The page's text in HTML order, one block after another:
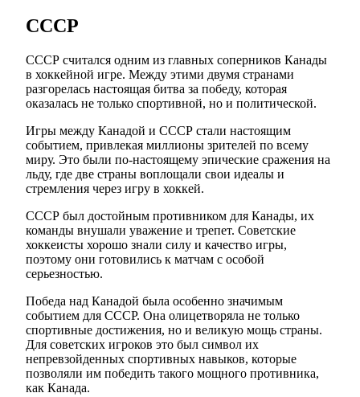
СССР
СССР считался одним из главных соперников Канады
в хоккейной игре. Между этими двумя странами
разгорелась настоящая битва за победу, которая
оказалась не только спортивной, но и политической.
Игры между Канадой и СССР стали настоящим
событием, привлекая миллионы зрителей по всему
миру. Это были по-настоящему эпические сражения на
льду, где две страны воплощали свои идеалы и
стремления через игру в хоккей.
СССР был достойным противником для Канады, их
команды внушали уважение и трепет. Советские
хоккеисты хорошо знали силу и качество игры,
поэтому они готовились к матчам с особой
серьезностью.
Победа над Канадой была особенно значимым
событием для СССР. Она олицетворяла не только
спортивные достижения, но и великую мощь страны.
Для советских игроков это был символ их
непревзойденных спортивных навыков, которые
позволяли им победить такого мощного противника,
как Канада.